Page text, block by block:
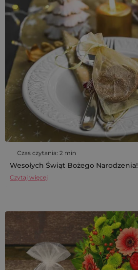
Czas czytania: 2 min
Wesołych Świąt Bożego Narodzenia!
Czytaj więcej